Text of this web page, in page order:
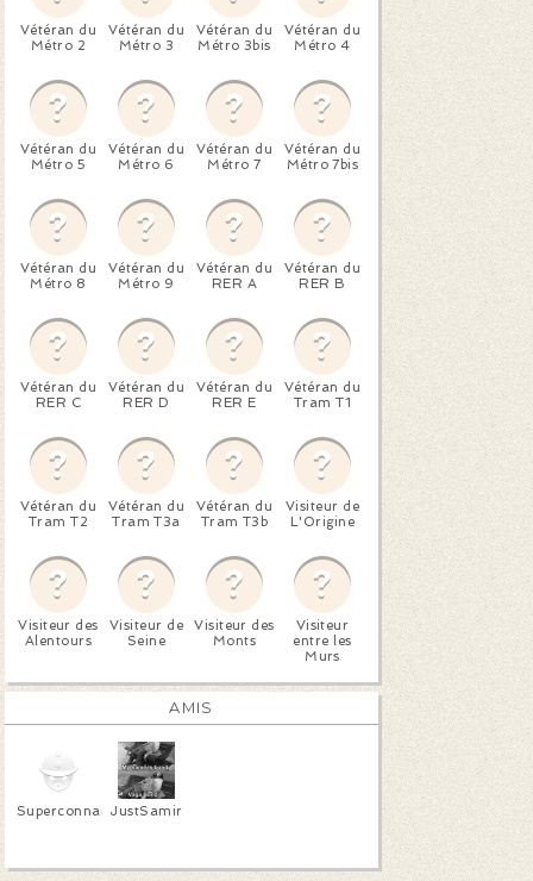
Vétéran du
Métro 2
Vétéran du
Métro 3
Vétéran du
Métro 3bis
Vétéran du
Métro 4
Vétéran du
Métro 5
Vétéran du
Métro 6
Vétéran du
Métro 7
Vétéran du
Métro 7bis
Vétéran du
Métro 8
Vétéran du
Métro 9
Vétéran du
RER A
Vétéran du
RER B
Vétéran du
RER C
Vétéran du
RER D
Vétéran du
RER E
Vétéran du
Tram T1
Vétéran du
Tram T2
Vétéran du
Tram T3a
Vétéran du
Tram T3b
Visiteur de
L'Origine
Visiteur des
Alentours
Visiteur de
Seine
Visiteur des
Monts
Visiteur
entre les
Murs
AMIS
Superconnar JustSamir